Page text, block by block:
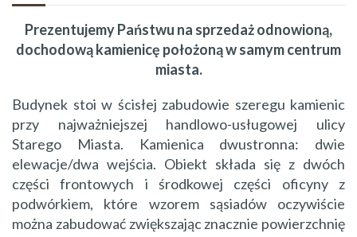
Prezentujemy Państwu na sprzedaż odnowioną,
dochodową kamienicę położoną w samym centrum
miasta.
Budynek stoi w ścisłej zabudowie szeregu kamienic
przy najważniejszej handlowo-usługowej ulicy
Starego Miasta. Kamienica dwustronna: dwie
elewacje/dwa wejścia. Obiekt składa się z dwóch
części frontowych i środkowej części oficyny z
podwórkiem, które wzorem sąsiadów oczywiście
można zabudować zwiększając znacznie powierzchnię